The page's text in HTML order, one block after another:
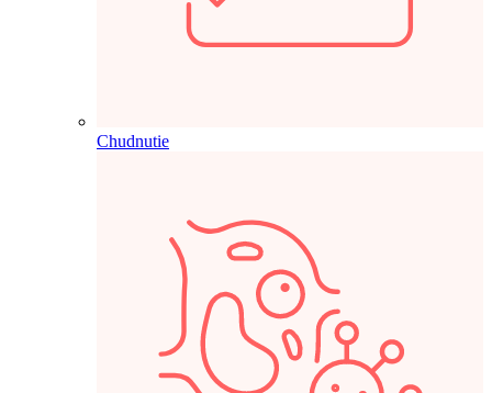
Chudnutie